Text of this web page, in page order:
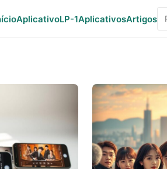
AplicativoLP-1AplicativosArtigos